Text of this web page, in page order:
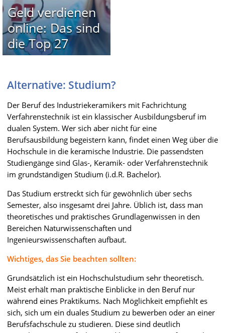
Geld verdienen
online: Das sind
die Top 27
Alternative: Studium?
Der Beruf des Industriekeramikers mit Fachrichtung
Verfahrenstechnik ist ein klassischer Ausbildungsberuf im
dualen System. Wer sich aber nicht für eine
Berufsausbildung begeistern kann, findet einen Weg über die
Hochschule in die keramische Industrie. Die passendsten
Studiengänge sind Glas-, Keramik- oder Verfahrenstechnik
im grundständigen Studium (i.d.R. Bachelor).
Das Studium erstreckt sich für gewöhnlich über sechs
Semester, also insgesamt drei Jahre. Üblich ist, dass man
theoretisches und praktisches Grundlagenwissen in den
Bereichen Naturwissenschaften und
Ingenieurswissenschaften aufbaut.
Wichtiges, das Sie beachten sollten:
Grundsätzlich ist ein Hochschulstudium sehr theoretisch.
Meist erhält man praktische Einblicke in den Beruf nur
während eines Praktikums. Nach Möglichkeit empfiehlt es
sich, sich um ein duales Studium zu bewerben oder an einer
Berufsfachschule zu studieren. Diese sind deutlich